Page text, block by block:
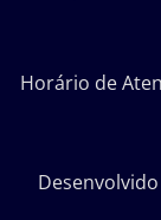
Horário de